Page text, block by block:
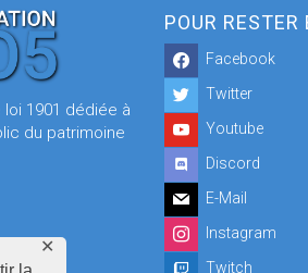
✕
1901 dédiée à
du patrimoine
POUR
Facebook
Twitter
Youtube
Discord
E-Mail
Instagram
Twitch